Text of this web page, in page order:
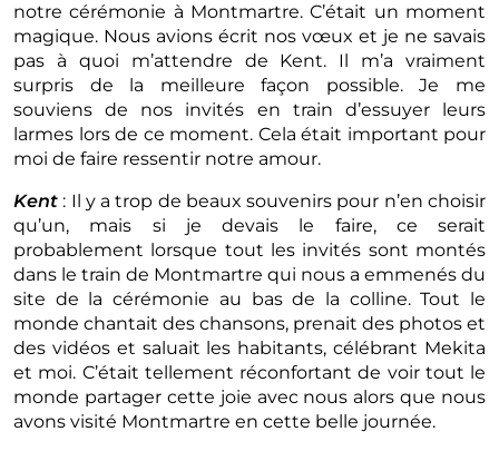
notre cérémonie à Montmartre. C’était un moment
magique. Nous avions écrit nos vœux et je ne savais
pas à quoi m’attendre de Kent. Il m’a vraiment
surpris de la meilleure façon possible. Je me
souviens de nos invités en train d’essuyer leurs
larmes lors de ce moment. Cela était important pour
moi de faire ressentir notre amour.
Kent : Il y a trop de beaux souvenirs pour n’en choisir
qu’un, mais si je devais le faire, ce serait
probablement lorsque tout les invités sont montés
dans le train de Montmartre qui nous a emmenés du
site de la cérémonie au bas de la colline. Tout le
monde chantait des chansons, prenait des photos et
des vidéos et saluait les habitants, célébrant Mekita
et moi. C’était tellement réconfortant de voir tout le
monde partager cette joie avec nous alors que nous
avons visité Montmartre en cette belle journée.